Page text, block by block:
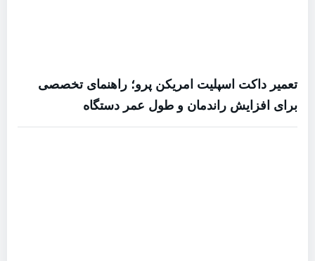
تعمیر داکت اسپلیت امریکن پرو؛ راهنمای تخصصی
برای افزایش راندمان و طول عمر دستگاه